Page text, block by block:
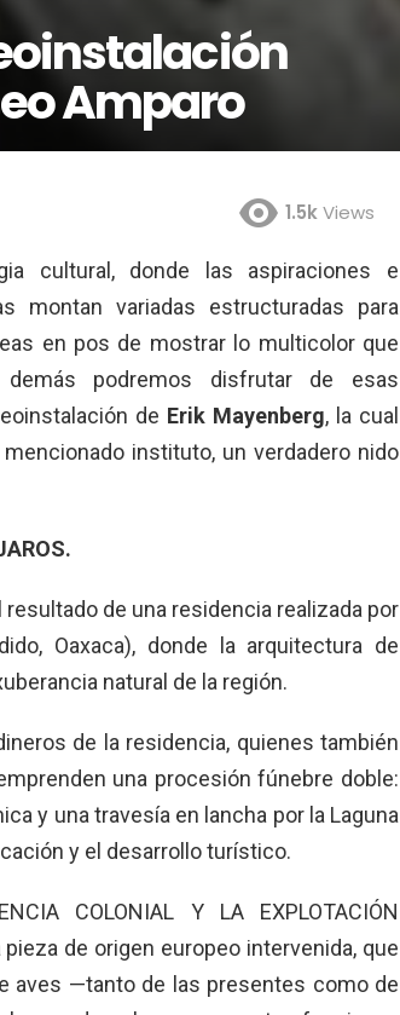
Amparo
1.5kViews
cultural, donde las aspiraciones e
montan variadas estructuradas para
en pos de mostrar lo multicolor que
podremos disfrutar de esas
de Erik Mayenberg, la cual
instituto, un verdadero nido
de una residencia realizada por
Oaxaca), donde la arquitectura de
natural de la región.
de la residencia, quienes también
una procesión fúnebre doble:
y una travesía en lancha por la Laguna
y el desarrollo turístico.
COLONIAL Y LA EXPLOTACIÓN
de origen europeo intervenida, que
aves —tanto de las presentes como de